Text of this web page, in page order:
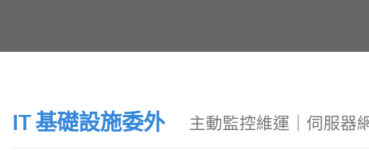
IT 基礎設施委外 主動監控維運｜伺服器